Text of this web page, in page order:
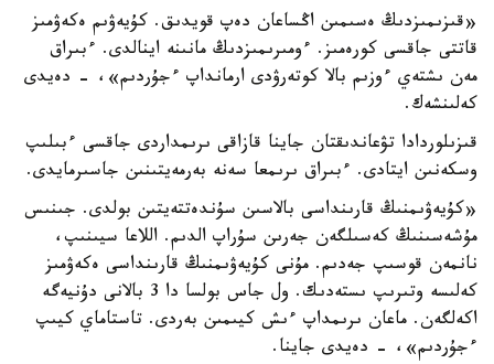
«قىزىمىزدىڭ ەسىمىن اڭساعان دەپ قويدىق. كۇيەۋىم ەكەۋمىز
قاتتى جاقسى كورەمىز. ءومىرىمىزدىڭ مانىنە اينالدى. ءبىراق
مەن ىشتەي ءوزىم بالا كوتەرۋدى ارمانداپ ءجۇردىم»، - دەيدى
كەلىنشەك.
قىزىلوردادا تۋعاندىقتان جاينا قازاقى ىرىمداردى جاقسى ءبىلىپ
وسكەنىن ايتادى. ءبىراق ىرىمعا سەنە بەرمەيتىنىن جاسىرمايدى.
«كۇيەۋىمنىڭ قارىنداسى بالاسىن سۇندەتتەيتىن بولدى. جىنىس
مۇشەسىنىڭ كەسىلگەن جەرىن سۇراپ الدىم. اللاعا سيىنىپ،
نانمەن قوسىپ جەدىم. مۇنى كۇيەۋىمنىڭ قارىنداسى ەكەۋمىز
كەلىسە وتىرىپ ىستەدىك. ول جاس بولسا دا 3 بالانى دۇنيەگە
اكەلگەن. ماعان ىرىمداپ ءىش كيىمىن بەردى. تاستاماي كيىپ
ءجۇردىم»، - دەيدى جاينا.